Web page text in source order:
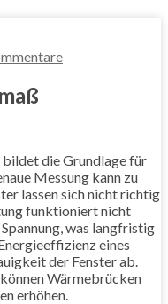
bildet die Grundlage für
Messung kann zu
lassen sich nicht richtig
funktioniert nicht
was langfristig
eines
der Fenster ab.
Wärmebrücken
erhöhen.